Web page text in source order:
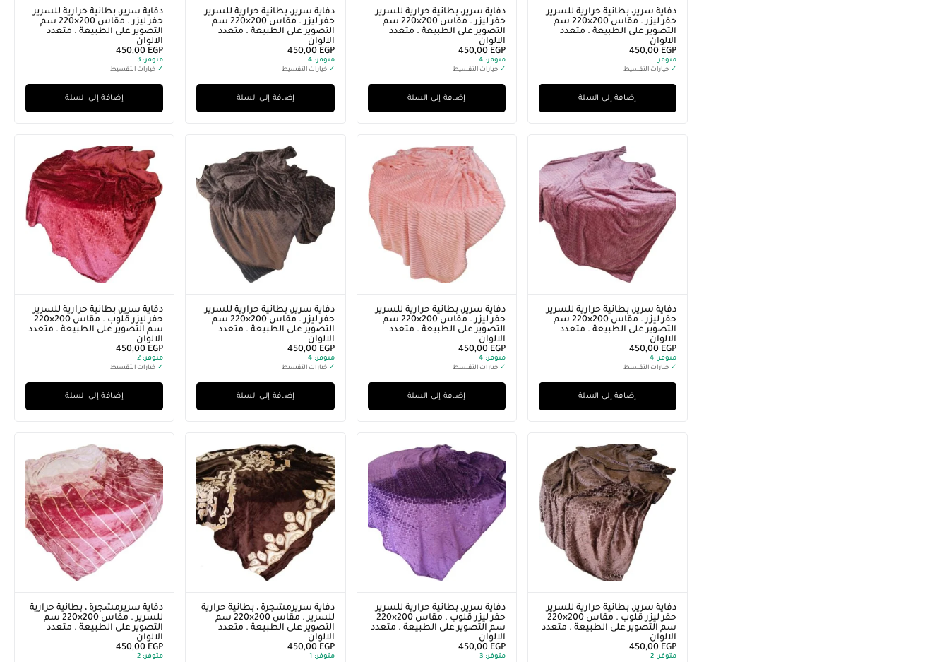
دفاية سرير، بطانية حرارية للسرير
حفر ليزر . مقاس 200×220 سم
التصوير على الطبيعة . متعدد
الالوان
450,00 EGP
متوفر
✓ خيارات التقسيط
إضافة إلى السلة
دفاية سرير، بطانية حرارية للسرير
حفر ليزر . مقاس 200×220 سم
التصوير على الطبيعة . متعدد
الالوان
450,00 EGP
متوفر: 4
✓ خيارات التقسيط
إضافة إلى السلة
دفاية سرير، بطانية حرارية للسرير
حفر ليزر . مقاس 200×220 سم
التصوير على الطبيعة . متعدد
الالوان
450,00 EGP
متوفر: 4
✓ خيارات التقسيط
إضافة إلى السلة
دفاية سرير، بطانية حرارية للسرير
حفر ليزر . مقاس 200×220 سم
التصوير على الطبيعة . متعدد
الالوان
450,00 EGP
متوفر:
✓ خيارات التقسيط
إضافة إلى السلة
دفاية سرير، بطانية حرارية للسرير
حفر ليزر . مقاس 200×220 سم
التصوير على الطبيعة . متعدد
الالوان
450,00 EGP
متوفر:
✓ خيارات التقسيط
إضافة إلى السلة
دفاية سرير، بطانية حرارية للسرير
حفر ليزر . مقاس 200×220 سم
التصوير على الطبيعة . متعدد
الالوان
450,00 EGP
متوفر: 4
✓ خيارات التقسيط
إضافة إلى السلة
دفاية سرير، بطانية حرارية للسرير
حفر ليزر . مقاس 200×220 سم
التصوير على الطبيعة . متعدد
الالوان
450,00 EGP
متوفر: 4
✓ خيارات التقسيط
إضافة إلى السلة
دفاية سرير، بطانية حرارية للسرير
حفر ليزر قلوب . مقاس 200×220
سم التصوير على الطبيعة . متعدد
الالوان
450,00 EGP
متوفر:
✓ خيارات التقسيط
إضافة إلى السلة
دفاية سرير، بطانية حرارية للسرير
حفر ليزر قلوب . مقاس 200×220
سم التصوير على الطبيعة . متعدد
الالوان
450,00 EGP
متوفر:
دفاية سرير، بطانية حرارية للسرير
حفر ليزر قلوب . مقاس 200×220
سم التصوير على الطبيعة . متعدد
الالوان
450,00 EGP
متوفر: 3
دفاية سريرمشجرة ، بطانية حرارية
للسرير . مقاس 200×220 سم
التصوير على الطبيعة . متعدد
الالوان
450,00 EGP
متوفر: 1
دفاية سريرمشجرة ، بطانية حرارية
للسرير . مقاس 200×220 سم
التصوير على الطبيعة . متعدد
الالوان
450,00 EGP
متوفر: